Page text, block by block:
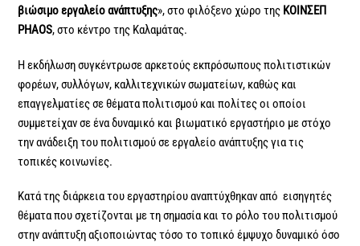
βιώσιμο εργαλείο ανάπτυξης», στο φιλόξενο χώρο της ΚΟΙΝΣΕΠ
PHAOS, στο κέντρο της Καλαμάτας.
Η εκδήλωση συγκέντρωσε αρκετούς εκπρόσωπους πολιτιστικών
φορέων, συλλόγων, καλλιτεχνικών σωματείων, καθώς και
επαγγελματίες σε θέματα πολιτισμού και πολίτες οι οποίοι
συμμετείχαν σε ένα δυναμικό και βιωματικό εργαστήριο με στόχο
την ανάδειξη του πολιτισμού σε εργαλείο ανάπτυξης για τις
τοπικές κοινωνίες.
Κατά της διάρκεια του εργαστηρίου αναπτύχθηκαν από εισηγητές
θέματα που σχετίζονται με τη σημασία και το ρόλο του πολιτισμού
στην ανάπτυξη αξιοποιώντας τόσο το τοπικό έμψυχο δυναμικό όσο